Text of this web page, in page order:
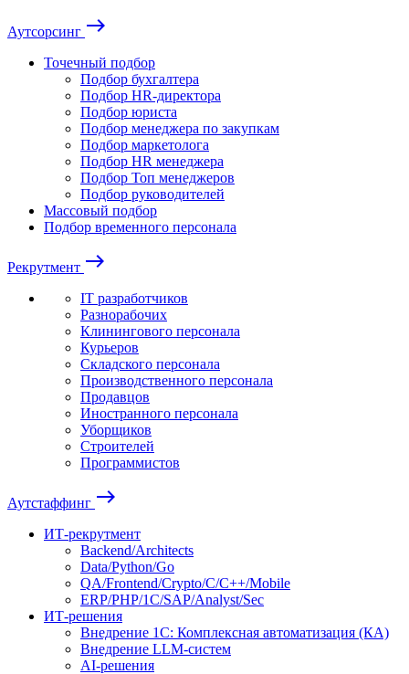
Аутсорсинг east
Точечный подбор
Подбор бухгалтера
Подбор HR-директора
Подбор юриста
Подбор менеджера по закупкам
Подбор маркетолога
Подбор HR менеджера
Подбор Топ менеджеров
Подбор руководителей
Массовый подбор
Подбор временного персонала
Рекрутмент east
IT разработчиков
Разнорабочих
Клинингового персонала
Курьеров
Складского персонала
Производственного персонала
Продавцов
Иностранного персонала
Уборщиков
Строителей
Программистов
Аутстаффинг east
ИТ-рекрутмент
Backend/Architects
Data/Python/Go
QA/Frontend/Crypto/C/C++/Mobile
ERP/PHP/1C/SAP/Analyst/Sec
ИТ-решения
Внедрение 1С: Комплексная автоматизация (КА)
Внедрение LLM-систем
AI-решения